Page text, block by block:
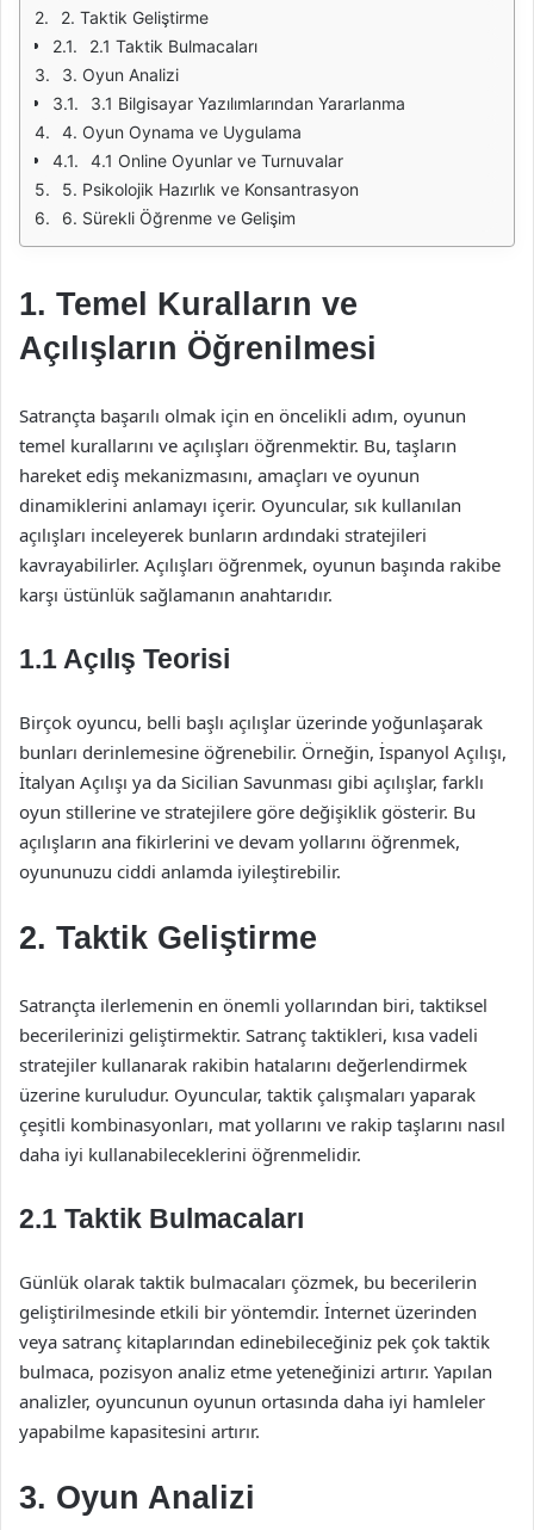
2. Taktik Geliştirme
2.1 Taktik Bulmacaları
3. Oyun Analizi
3.1 Bilgisayar Yazılımlarından Yararlanma
4. Oyun Oynama ve Uygulama
4.1 Online Oyunlar ve Turnuvalar
5. Psikolojik Hazırlık ve Konsantrasyon
6. Sürekli Öğrenme ve Gelişim
1. Temel Kuralların ve
Açılışların Öğrenilmesi
Satrançta başarılı olmak için en öncelikli adım, oyunun
temel kurallarını ve açılışları öğrenmektir. Bu, taşların
hareket ediş mekanizmasını, amaçları ve oyunun
dinamiklerini anlamayı içerir. Oyuncular, sık kullanılan
açılışları inceleyerek bunların ardındaki stratejileri
kavrayabilirler. Açılışları öğrenmek, oyunun başında rakibe
karşı üstünlük sağlamanın anahtarıdır.
1.1 Açılış Teorisi
Birçok oyuncu, belli başlı açılışlar üzerinde yoğunlaşarak
bunları derinlemesine öğrenebilir. Örneğin, İspanyol Açılışı,
İtalyan Açılışı ya da Sicilian Savunması gibi açılışlar, farklı
oyun stillerine ve stratejilere göre değişiklik gösterir. Bu
açılışların ana fikirlerini ve devam yollarını öğrenmek,
oyununuzu ciddi anlamda iyileştirebilir.
2. Taktik Geliştirme
Satrançta ilerlemenin en önemli yollarından biri, taktiksel
becerilerinizi geliştirmektir. Satranç taktikleri, kısa vadeli
stratejiler kullanarak rakibin hatalarını değerlendirmek
üzerine kuruludur. Oyuncular, taktik çalışmaları yaparak
çeşitli kombinasyonları, mat yollarını ve rakip taşlarını nasıl
daha iyi kullanabileceklerini öğrenmelidir.
2.1 Taktik Bulmacaları
Günlük olarak taktik bulmacaları çözmek, bu becerilerin
geliştirilmesinde etkili bir yöntemdir. İnternet üzerinden
veya satranç kitaplarından edinebileceğiniz pek çok taktik
bulmaca, pozisyon analiz etme yeteneğinizi artırır. Yapılan
analizler, oyuncunun oyunun ortasında daha iyi hamleler
yapabilme kapasitesini artırır.
3. Oyun Analizi